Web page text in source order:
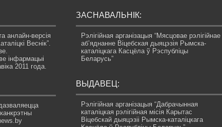
анлайн-версія
Веснік”.
інфармацыі
2011 года.
ЗАСНАВАЛЬНІК:
Рэлігійная арганізацыя “Мясцовае рэлігійнае
аб’яднанне Віцебская дыяцэзія Рымска-
каталіцкага Касцёла ў Рэспубліцы
Беларусь”
ВЫДАВЕЦ:
Рэлігійная арганізацыя “Дабрачынная
каталіцкая рэлігійная місія Карытас
Віцебскай дыяцэзіі Рымска-каталіцкага